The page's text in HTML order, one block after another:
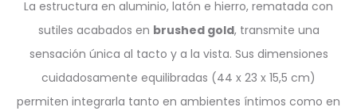
La estructura en aluminio, latón e hierro, rematada con
sutiles acabados en brushed gold, transmite una
sensación única al tacto y a la vista. Sus dimensiones
cuidadosamente equilibradas (44 x 23 x 15,5 cm)
permiten integrarla tanto en ambientes íntimos como en